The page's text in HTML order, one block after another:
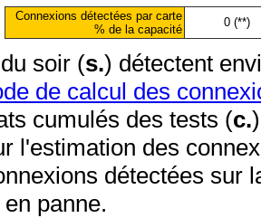
Connexions détectées par carte
% de la capacité
0 (**)
soir (s.) détectent
de calcul des
cumulés des tests (c.
l'estimation des
détectées sur
panne.